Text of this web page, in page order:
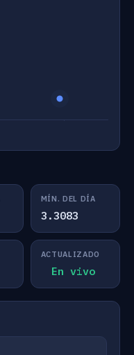
MÍN. DEL DÍA
3.3083
ACTUALIZADO
En vivo